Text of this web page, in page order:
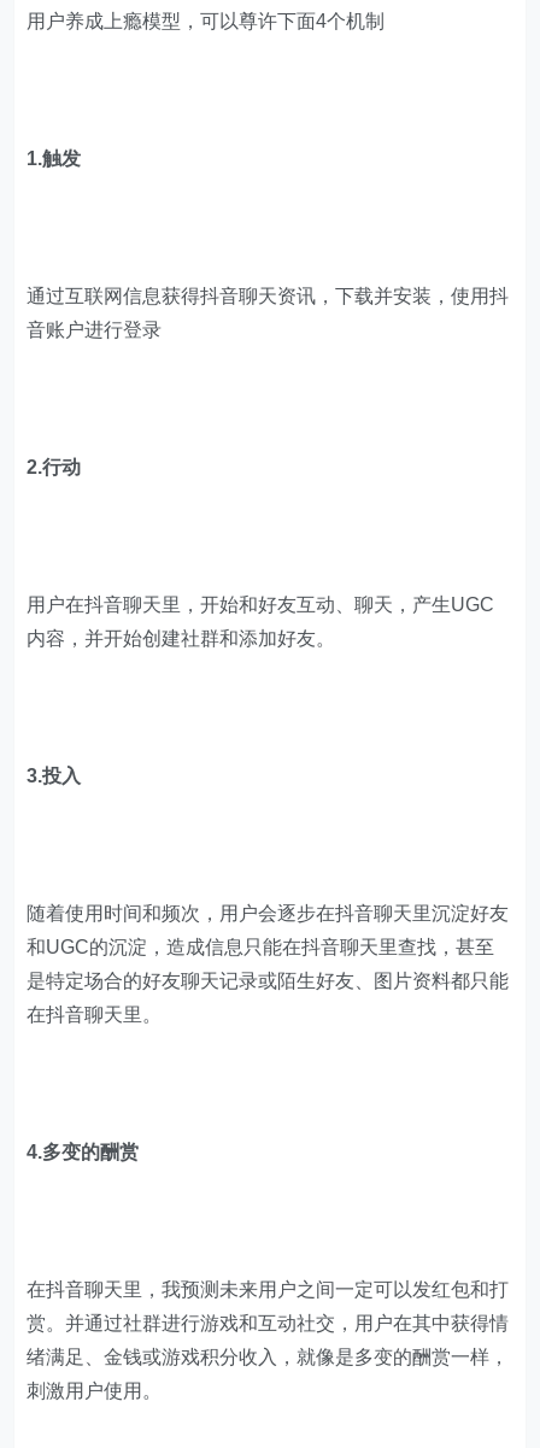
用户养成上瘾模型，可以尊许下面4个机制
1.触发
通过互联网信息获得抖音聊天资讯，下载并安装，使用抖
音账户进行登录
2.行动
用户在抖音聊天里，开始和好友互动、聊天，产生UGC
内容，并开始创建社群和添加好友。
3.投入
随着使用时间和频次，用户会逐步在抖音聊天里沉淀好友
和UGC的沉淀，造成信息只能在抖音聊天里查找，甚至
是特定场合的好友聊天记录或陌生好友、图片资料都只能
在抖音聊天里。
4.多变的酬赏
在抖音聊天里，我预测未来用户之间一定可以发红包和打
赏。并通过社群进行游戏和互动社交，用户在其中获得情
绪满足、金钱或游戏积分收入，就像是多变的酬赏一样，
刺激用户使用。